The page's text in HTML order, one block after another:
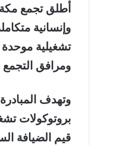
وإنسانية
تشغيلية
ومرافق التجمع
وتهدف
بروتوكولات
قيم الضيافة